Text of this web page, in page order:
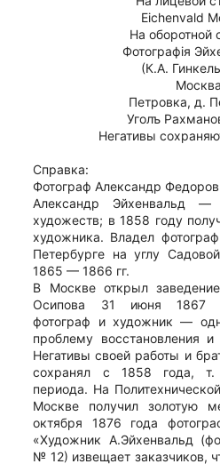
Eichenvald
На оборотной
Фотографiя
(К.А.
Москва
Петровка, д.
Уголъ
Негативы
Справка:
Фотограф Александр
Александр Эйхенвальд —
художеств; в 1858 году
художника. Владел
Петербурге на углу
1865 — 1866 гг.
В Москве открыл
Осипова 31 июня 1867
фотограф и художник —
проблему восстановления и
Негативы своей работы и
сохранял с 1858 года, т.
периода. На
Москве получил золотую
октября 1876 года
«Художник А.Эйхенвальд
№ 12) извещает заказчиков,